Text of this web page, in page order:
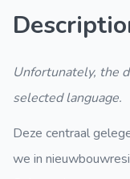
Unfortunately, the
selected language.
Deze centraal
we in